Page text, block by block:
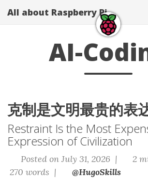
All about Raspberry Pi
AI-
克制是文明最贵的表
Restraint Is the Most
Expression of Civilization
Posted on July 31, 2026 |
2
270 words |
@HugoSkills